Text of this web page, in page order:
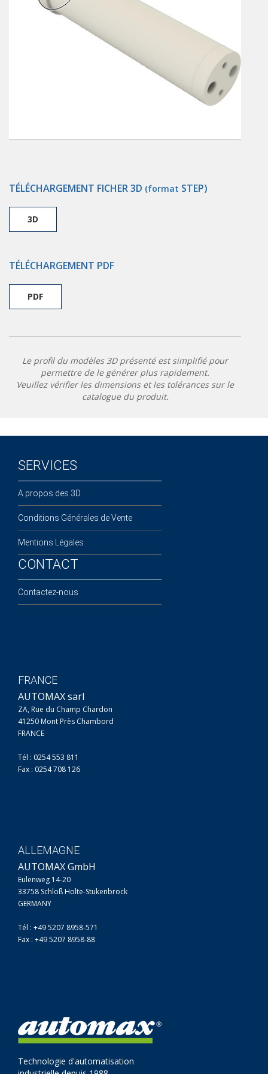
TÉLÉCHARGEMENT FICHER 3D (format STEP)
3D
TÉLÉCHARGEMENT PDF
PDF
Le profil du modèles 3D présenté est simplifié pour
permettre de le générer plus rapidement.
Veuillez vérifier les dimensions et les tolérances sur le
catalogue du produit.
SERVICES
A propos des 3D
Conditions Générales de Vente
Mentions Légales
CONTACT
Contactez-nous
FRANCE
AUTOMAX sarl
ZA, Rue du Champ Chardon
41250 Mont Près Chambord
FRANCE
Tél : 0254 553 811
Fax : 0254 708 126
ALLEMAGNE
AUTOMAX GmbH
Eulenweg 14-20
33758 Schloß Holte-Stukenbrock
GERMANY
Tél : +49 5207 8958-571
Fax : +49 5207 8958-88
Technologie d'automatisation